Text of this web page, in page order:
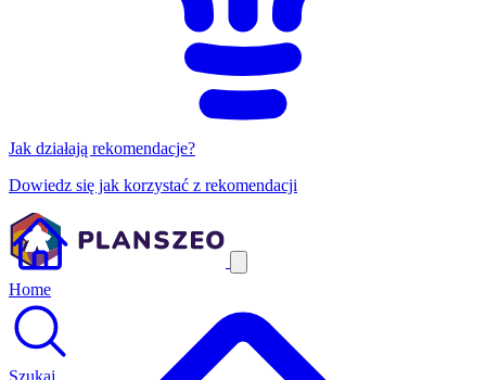
Jak działają rekomendacje?
Dowiedz się jak korzystać z rekomendacji
Home
Szukaj